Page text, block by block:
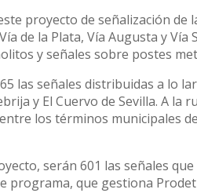
proyecto de señalización de
de la Plata, Vía Augusta y
y señales sobre postes
las señales distribuidas a lo
y El Cuervo de Sevilla. A la
los términos municipales
serán 601 las señales
programa, que gestiona